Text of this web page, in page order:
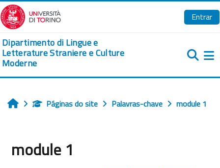
Ir para o conteúdo principal
Entrar
Dipartimento di Lingue e
Letterature Straniere e Culture
Moderne
InícioPáginas do site Palavras-chave module 1
module 1